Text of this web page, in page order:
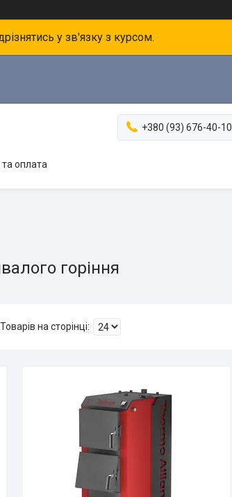
у зв'язку з курсом.
+380 (93) 676-40-10
оплата
горіння